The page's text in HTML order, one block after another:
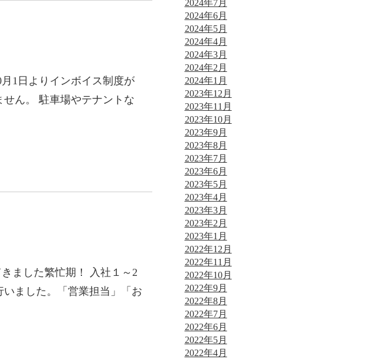
1日よりインボイス制度が
ん。 駐車場やテナントな
ました繁忙期！ 入社１～2
ました。「営業担当」「お
2024年7月
2024年6月
2024年5月
2024年4月
2024年3月
2024年2月
2024年1月
2023年12月
2023年11月
2023年10月
2023年9月
2023年8月
2023年7月
2023年6月
2023年5月
2023年4月
2023年3月
2023年2月
2023年1月
2022年12月
2022年11月
2022年10月
2022年9月
2022年8月
2022年7月
2022年6月
2022年5月
2022年4月